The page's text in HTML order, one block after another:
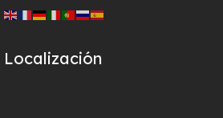
Localización